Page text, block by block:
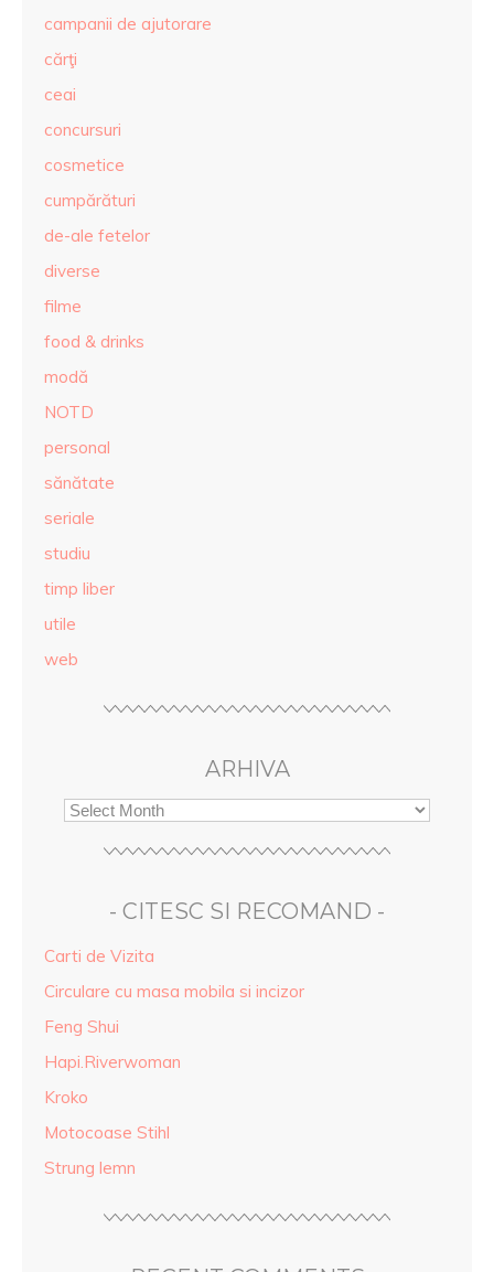
campanii de ajutorare
cărţi
ceai
concursuri
cosmetice
cumpărături
de-ale fetelor
diverse
filme
food & drinks
modă
NOTD
personal
sănătate
seriale
studiu
timp liber
utile
web
ARHIVA
- CITESC SI RECOMAND -
Carti de Vizita
Circulare cu masa mobila si incizor
Feng Shui
Hapi.Riverwoman
Kroko
Motocoase Stihl
Strung lemn